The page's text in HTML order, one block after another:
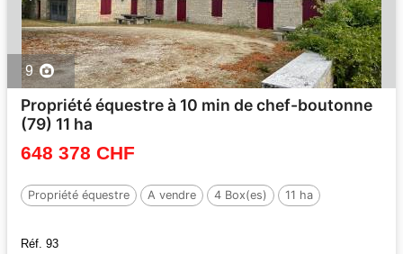
9
Propriété équestre à 10 min de chef-boutonne
(79) 11 ha
648 378 CHF
Propriété équestre A vendre 4 Box(es) 11 ha
Réf. 93